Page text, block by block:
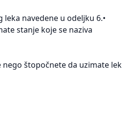
navedene u odeljku 6.•
stanje koje se naziva
štopočnete da uzimate lek